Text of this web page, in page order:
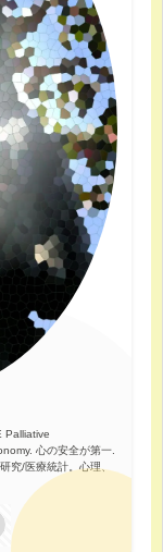
Palliative
心の安全が第一.
究/医療統計。心理、